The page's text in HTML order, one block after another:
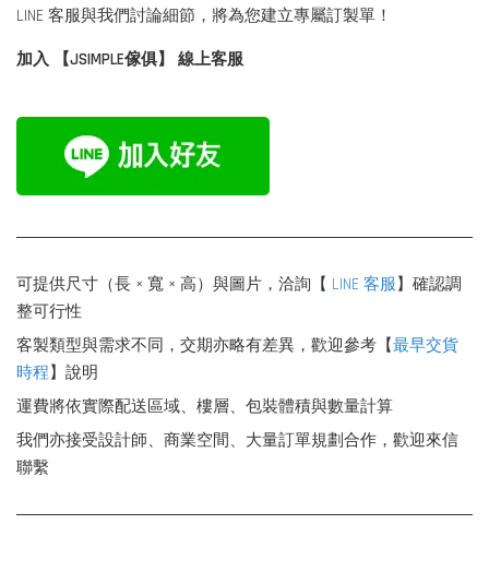
LINE 客服與我們討論細節，將為您建立專屬訂製單！
加入 【JSIMPLE傢俱】 線上客服
可提供尺寸（長 × 寬 × 高）與圖片，洽詢【 LINE 客服】確認調
整可行性
客製類型與需求不同，交期亦略有差異，歡迎參考【最早交貨
時程】說明
運費將依實際配送區域、樓層、包裝體積與數量計算
我們亦接受設計師、商業空間、大量訂單規劃合作，歡迎來信
聯繫